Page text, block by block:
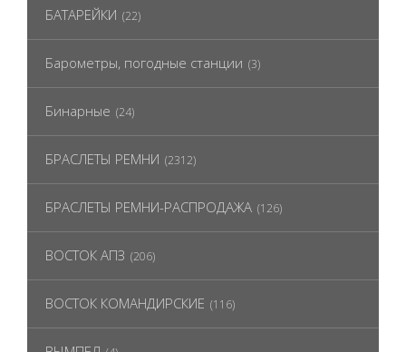
БАТАРЕЙКИ (22)
Барометры, погодные станции (3)
Бинарные (24)
БРАСЛЕТЫ РЕМНИ (2312)
БРАСЛЕТЫ РЕМНИ-РАСПРОДАЖА (126)
ВОСТОК АПЗ (206)
ВОСТОК КОМАНДИРСКИЕ (116)